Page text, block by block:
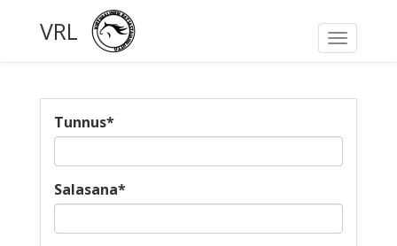
Toggle
VRL
Tunnus*
Salasana*